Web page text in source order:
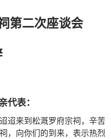
第二次座谈会
代表：
迢来到松溉罗府宗祠，辛苦
，向你们的到来，表示热烈